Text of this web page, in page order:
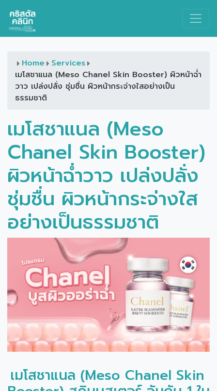
Main Navigation
Home
Services
เมโสชาแนล (Meso Chanel Skin Booster) ผิวหน้าฉ่ำ
วาว เปล่งปลั่ง ชุ่มชื่น ผิวหน้ากระจ่างใสอย่างเป็น
ธรรมชาติ
เมโสชาแนล (Meso
Chanel Skin Booster)
ผิวหน้าฉ่ำวาว เปล่งปลั่ง
ชุ่มชื่น ผิวหน้ากระจ่างใส
อย่างเป็นธรรมชาติ
เมโสชาแนล (Meso Chanel Skin